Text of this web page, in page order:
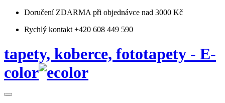
Doručení ZDARMA při objednávce nad 3000 Kč
Rychlý kontakt +420 608 449 590
tapety, koberce, fototapety - E-
color